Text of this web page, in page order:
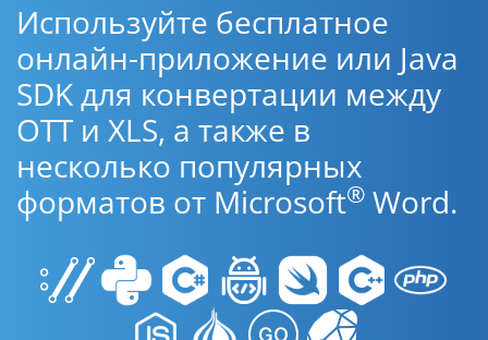
Используйте бесплатное
онлайн-приложение или Java
SDK для конвертации между
OTT и XLS, а также в
несколько популярных
форматов от Microsoft® Word.